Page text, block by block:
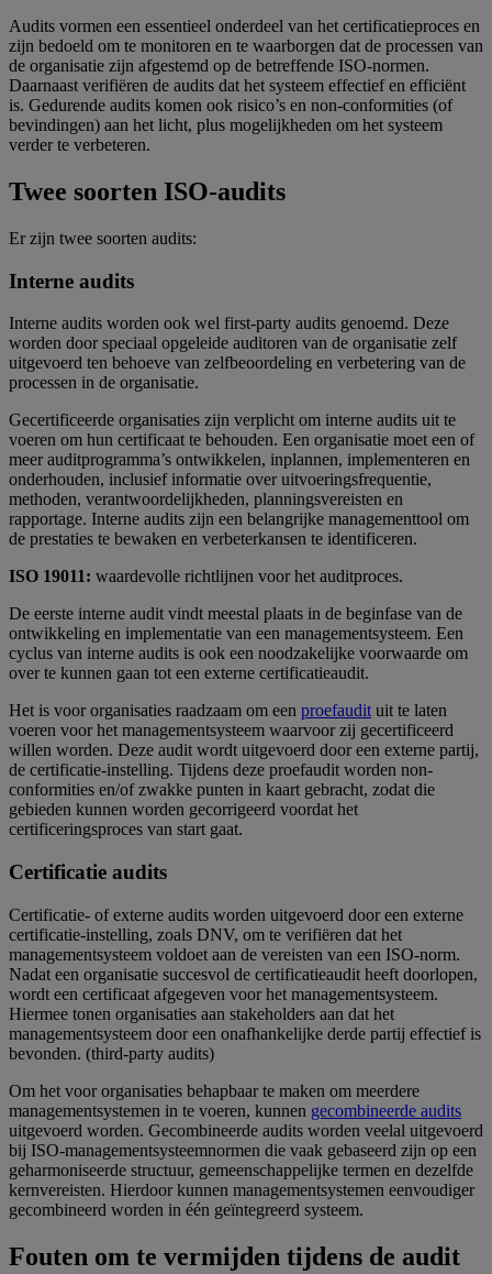
Audits vormen een essentieel onderdeel van het certificatieproces en
zijn bedoeld om te monitoren en te waarborgen dat de processen van
de organisatie zijn afgestemd op de betreffende ISO-normen.
Daarnaast verifiëren de audits dat het systeem effectief en efficiënt
is. Gedurende audits komen ook risico’s en non-conformities (of
bevindingen) aan het licht, plus mogelijkheden om het systeem
verder te verbeteren.
Twee soorten ISO-audits
Er zijn twee soorten audits:
Interne audits
Interne audits worden ook wel first-party audits genoemd. Deze
worden door speciaal opgeleide auditoren van de organisatie zelf
uitgevoerd ten behoeve van zelfbeoordeling en verbetering van de
processen in de organisatie.
Gecertificeerde organisaties zijn verplicht om interne audits uit te
voeren om hun certificaat te behouden. Een organisatie moet een of
meer auditprogramma’s ontwikkelen, inplannen, implementeren en
onderhouden, inclusief informatie over uitvoeringsfrequentie,
methoden, verantwoordelijkheden, planningsvereisten en
rapportage. Interne audits zijn een belangrijke managementtool om
de prestaties te bewaken en verbeterkansen te identificeren.
ISO 19011: waardevolle richtlijnen voor het auditproces.
De eerste interne audit vindt meestal plaats in de beginfase van de
ontwikkeling en implementatie van een managementsysteem. Een
cyclus van interne audits is ook een noodzakelijke voorwaarde om
over te kunnen gaan tot een externe certificatieaudit.
Het is voor organisaties raadzaam om een proefaudit uit te laten
voeren voor het managementsysteem waarvoor zij gecertificeerd
willen worden. Deze audit wordt uitgevoerd door een externe partij,
de certificatie-instelling. Tijdens deze proefaudit worden non-
conformities en/of zwakke punten in kaart gebracht, zodat die
gebieden kunnen worden gecorrigeerd voordat het
certificeringsproces van start gaat.
Certificatie audits
Certificatie- of externe audits worden uitgevoerd door een externe
certificatie-instelling, zoals DNV, om te verifiëren dat het
managementsysteem voldoet aan de vereisten van een ISO-norm.
Nadat een organisatie succesvol de certificatieaudit heeft doorlopen,
wordt een certificaat afgegeven voor het managementsysteem.
Hiermee tonen organisaties aan stakeholders aan dat het
managementsysteem door een onafhankelijke derde partij effectief is
bevonden. (third-party audits)
Om het voor organisaties behapbaar te maken om meerdere
managementsystemen in te voeren, kunnen gecombineerde audits
uitgevoerd worden. Gecombineerde audits worden veelal uitgevoerd
bij ISO-managementsysteemnormen die vaak gebaseerd zijn op een
geharmoniseerde structuur, gemeenschappelijke termen en dezelfde
kernvereisten. Hierdoor kunnen managementsystemen eenvoudiger
gecombineerd worden in één geïntegreerd systeem.
Fouten om te vermijden tijdens de audit